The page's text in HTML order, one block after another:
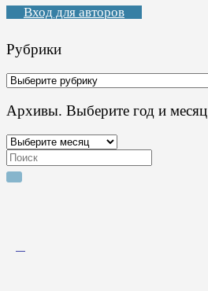
Вход для авторов
Рубрики
Рубрики
Архивы. Выберите год и месяц
Архивы.
Выберите
год
и
Search
for: